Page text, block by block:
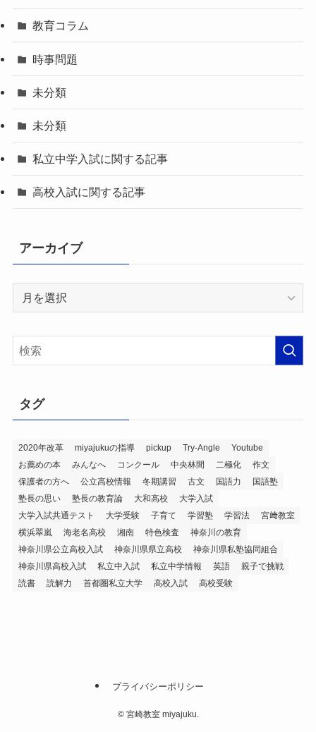
教育コラム
時事問題
未分類
未分類
私立中学入試に関する記事
高校入試に関する記事
アーカイブ
イ
タグ
2020年改革 miyajukuの指導 pickup Try-Angle
Youtube
お薦めの本
みんなへ コンクール 中央林間 二極化
作文
保護者の方へ
公立高校情報 冬期講習 古文 国語力
国語塾
塾長の思い
塾長の教育論 大和高校
大学入試
大学入試共通テスト
大学受験 子育て 学習塾 学習法
宮﨑教室
横浜翠嵐
海老名高校 湘南 特色検査
神奈川の教育
神奈川県公立高校入試
神奈川県県立高校
神奈川県私塾協同組合
神奈川県高校入試
私立中入試 私立中学情報 英語
親子で挑戦
読書
読解力 首都圏私立大学 高校入試 高校受験
プライバシーポリシー
©宮崎教室 miyajuku.